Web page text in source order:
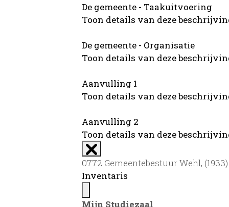
De gemeente - Taakuitvoering
Toon details van deze
De gemeente - Organisatie
Toon details van deze
Aanvulling 1
Toon details van deze
Aanvulling 2
Toon details van deze
0772 Gemeentebestuur Wehl,
Inventaris
Mijn Studiezaal